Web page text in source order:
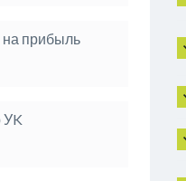
на прибыль
УK